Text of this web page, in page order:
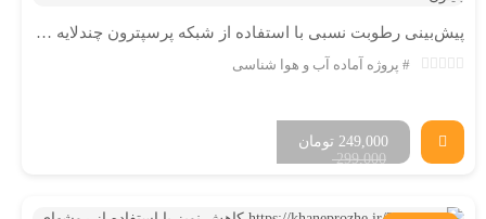
پیش‌بینی رطوبت نسبی با استفاده از شبکه پرسپترون چندلایه در پایتون
پروژه آماده آب و هوا شناسی
299,000
تومان 249,000